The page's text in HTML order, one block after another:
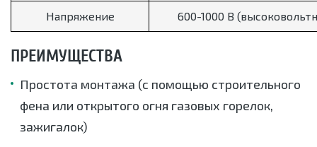
Напряжение 600-1000 В
ПРЕИМУЩЕСТВА
Простота монтажа (с помощью строительного
фена или открытого огня газовых горелок,
зажигалок)